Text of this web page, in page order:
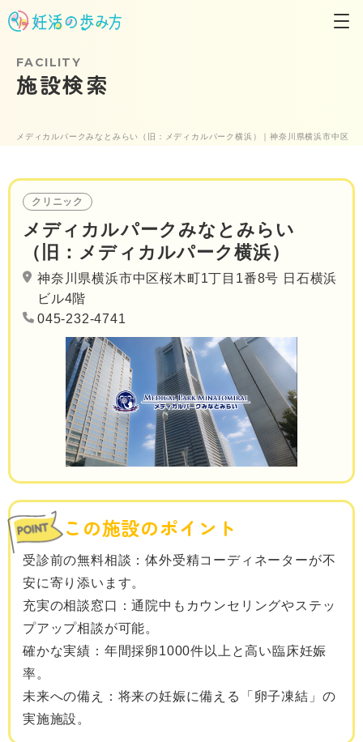
メディカルパークみなとみらい（旧：メディカルパーク横浜）｜神奈川県横浜市中区
FACILITY
施設検索
クリニック
メディカルパークみなとみらい
（旧：メディカルパーク横浜）
神奈川県横浜市中区桜木町1丁目1番8号 日石横浜
ビル4階
045-232-4741
この施設のポイント
受診前の無料相談：体外受精コーディネーターが不
安に寄り添います。
充実の相談窓口：通院中もカウンセリングやステッ
プアップ相談が可能。
確かな実績：年間採卵1000件以上と高い臨床妊娠
率。
未来への備え：将来の妊娠に備える「卵子凍結」の
実施施設。